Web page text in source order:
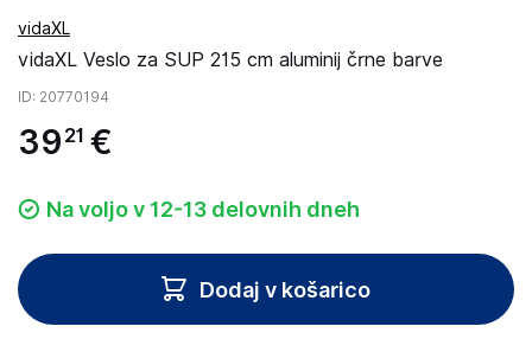
vidaXL
vidaXL Veslo za SUP 215 cm aluminij črne barve
ID: 20770194
39 21 €
Na voljo v 12-13 delovnih dneh
Dodaj v košarico